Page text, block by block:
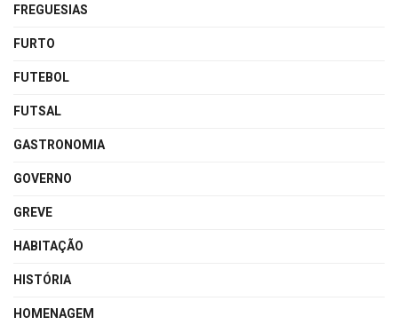
FREGUESIAS
FURTO
FUTEBOL
FUTSAL
GASTRONOMIA
GOVERNO
GREVE
HABITAÇÃO
HISTÓRIA
HOMENAGEM